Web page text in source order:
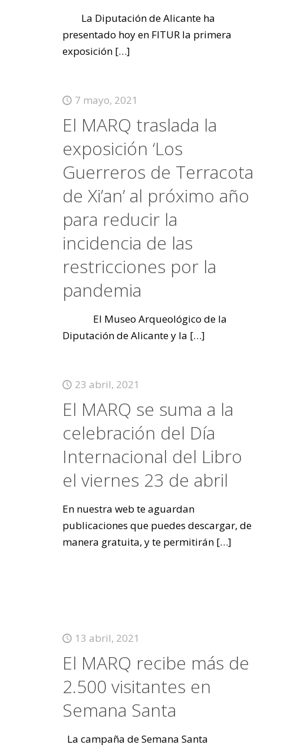
La Diputación de Alicante ha
presentado hoy en FITUR la primera
exposición[…]
7 mayo, 2021
El MARQ traslada la
exposición ‘Los
Guerreros de Terracota
de Xi’an’ al próximo año
para reducir la
incidencia de las
restricciones por la
pandemia
El Museo Arqueológico de la
Diputación de Alicante y la […]
23 abril, 2021
El MARQ se suma a la
celebración del Día
Internacional del Libro
el viernes 23 de abril
En nuestra web te aguardan
publicaciones que puedes descargar, de
manera gratuita, y te permitirán[…]
13 abril, 2021
El MARQ recibe más de
2.500 visitantes en
Semana Santa
La campaña de Semana Santa